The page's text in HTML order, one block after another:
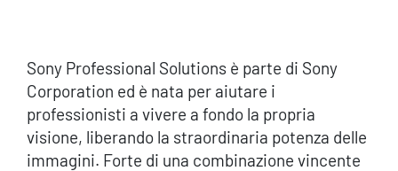
Sony Professional Solutions è parte di Sony
Corporation ed è nata per aiutare i
professionisti a vivere a fondo la propria
visione, liberando la straordinaria potenza delle
immagini. Forte di una combinazione vincente